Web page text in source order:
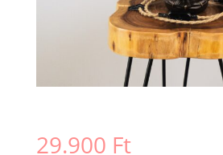
29.900 Ft